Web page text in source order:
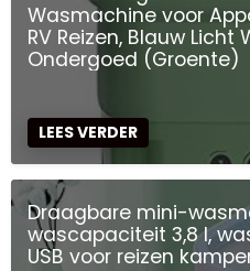
Wasmachine voor
RV Reizen, Blauw Licht
Ondergoed (Groente)
LEES VERDER
Draagbare mini-
wascapaciteit 3,8 l,
USB voor reizen